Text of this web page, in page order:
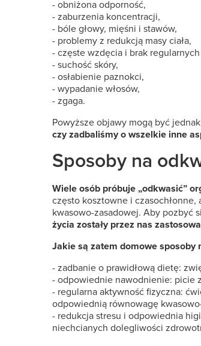
- obniżona odporność,
- zaburzenia koncentracji,
- bóle głowy, mięśni i stawów,
- problemy z redukcją masy ciała,
- częste wzdęcia i brak
- suchość skóry,
- osłabienie paznokci,
- wypadanie włosów,
- zgaga.
Powyższe objawy mogą być
czy zadbaliśmy o wszelkie inne
Sposoby na
Wiele osób próbuje „odkwasić”
często kosztowne i
kwasowo-zasadowej. Aby pozbyć
życia zostały przez nas
Jakie są zatem domowe sposoby
- zadbanie o prawidłową dietę:
- odpowiednie nawodnienie: picie
- regularna aktywność fizyczna:
odpowiednią równowagę
- redukcja stresu i odpowiednia
niechcianych dolegliwości